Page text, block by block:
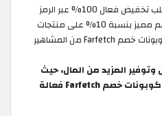
يوفر كود خصم فارفيتش لأول طلب تخفيض فعال 100% عبر الرمز
احصل على خصم مميز بنسبة 10% على منتجات
مختارة غير مخفضة. نقدم لك كوبونات خصم Farfetch من المشاهير
وتوفير المزيد من المال، حيث
وفرنا لك اليوم أحدث عروض وكوبونات خصم Farfetch فعالة